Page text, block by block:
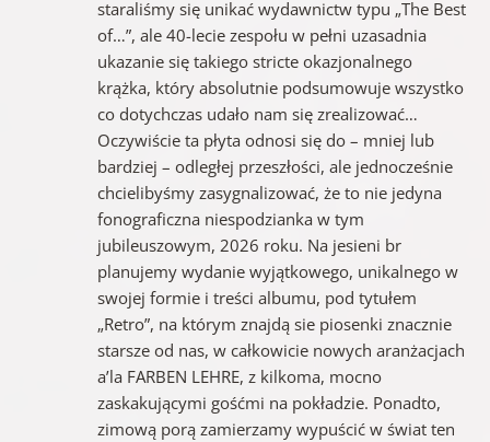
staraliśmy się unikać wydawnictw typu „The Best
of…”, ale 40-lecie zespołu w pełni uzasadnia
ukazanie się takiego stricte okazjonalnego
krążka, który absolutnie podsumowuje wszystko
co dotychczas udało nam się zrealizować…
Oczywiście ta płyta odnosi się do – mniej lub
bardziej – odległej przeszłości, ale jednocześnie
chcielibyśmy zasygnalizować, że to nie jedyna
fonograficzna niespodzianka w tym
jubileuszowym, 2026 roku. Na jesieni br
planujemy wydanie wyjątkowego, unikalnego w
swojej formie i treści albumu, pod tytułem
„Retro”, na którym znajdą sie piosenki znacznie
starsze od nas, w całkowicie nowych aranżacjach
a’la FARBEN LEHRE, z kilkoma, mocno
zaskakującymi gośćmi na pokładzie. Ponadto,
zimową porą zamierzamy wypuścić w świat ten